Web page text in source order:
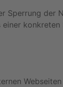
Sperrung der